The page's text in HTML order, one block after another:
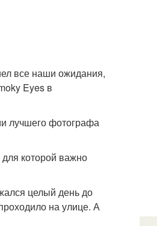
все наши ожидания,
Eyes в
лучшего фотографа
которой важно
целый день до
на улице. А